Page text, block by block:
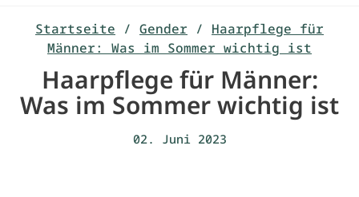
Startseite / Gender / Haarpflege für
Männer: Was im Sommer wichtig ist
Haarpflege für Männer:
Was im Sommer wichtig ist
02. Juni 2023